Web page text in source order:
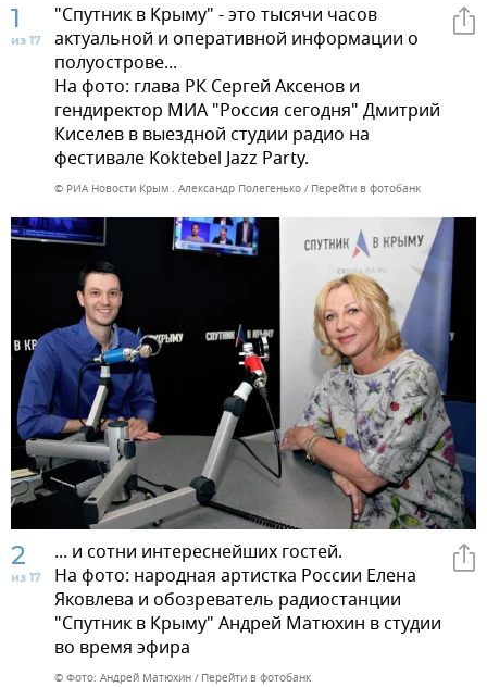
1
из 17
"Спутник в Крыму" - это тысячи часов
актуальной и оперативной информации о
полуострове...
На фото: глава РК Сергей Аксенов и
гендиректор МИА "Россия сегодня" Дмитрий
Киселев в выездной студии радио на
фестивале Koktebel Jazz Party.
© РИА Новости Крым . Александр Полегенько Перейти в фотобанк
2
из 17
... и сотни интереснейших гостей.
На фото: народная артистка России Елена
Яковлева и обозреватель радиостанции
"Спутник в Крыму" Андрей Матюхин в студии
во время эфира
© Фото: Андрей Матюхин Перейти в фотобанк